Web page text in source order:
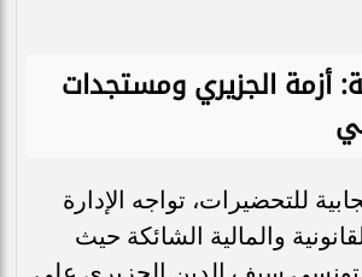
أزمة الجزيري ومستجدات
للتحضيرات، تواجه الإدارة
والمالية الشائكة حيث